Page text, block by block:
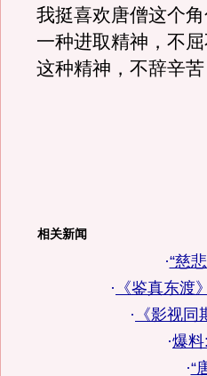
我挺喜欢唐僧这个
一种进取精神，不
这种精神，不辞辛苦
相关新闻
·“慈
· 《鉴真东渡
· 《影视
·爆料
·“